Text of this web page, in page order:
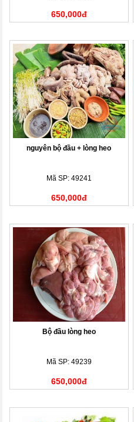
650,000đ
nguyên bộ đầu + lòng heo
Mã SP: 49241
650,000đ
Bộ đầu lòng heo
Mã SP: 49239
650,000đ